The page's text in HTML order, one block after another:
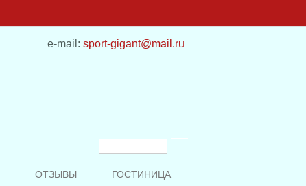
e-mail: sport-gigant@mail.ru
ОТЗЫВЫ ГОСТИНИЦА